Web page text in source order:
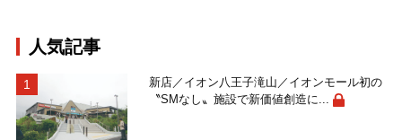
人気記事
新店／イオン八王子滝山／イオンモール初の
〝SMなし〟施設で新価値創造に...